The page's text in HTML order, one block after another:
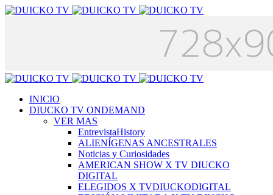
INICIO
DIUCKO TV ONDEMAND
VER MAS
EntrevistaHistory
ALIENÍGENAS ANCESTRALES
Noticias y Curiosidades
AMERICAN SHOW X TV DIUCKO
DIGITAL
ELEGIDOS X TVDIUCKODIGITAL